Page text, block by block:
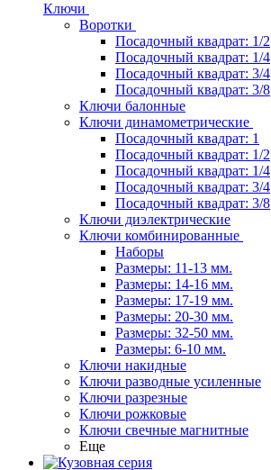
Ключи
Воротки
Посадочный квадрат: 1/2
Посадочный квадрат: 1/4
Посадочный квадрат: 3/4
Посадочный квадрат: 3/8
Ключи балонные
Ключи динамометрические
Посадочный квадрат: 1
Посадочный квадрат: 1/2
Посадочный квадрат: 1/4
Посадочный квадрат: 3/4
Посадочный квадрат: 3/8
Ключи диэлектрические
Ключи комбинированные
Наборы
Размеры: 11-13 мм.
Размеры: 14-16 мм.
Размеры: 17-19 мм.
Размеры: 20-30 мм.
Размеры: 32-50 мм.
Размеры: 6-10 мм.
Ключи накидные
Ключи разводные усиленные
Ключи разрезные
Ключи рожковые
Ключи свечные магнитные
Еще